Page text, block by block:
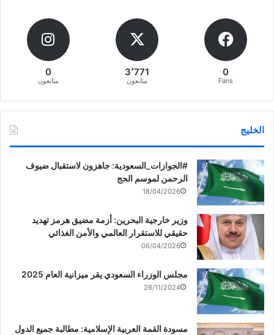
0
Fans
3٬771
متابعون
0
متابعون
الخليج
‏‎#الجوازات_السعودية: جاهزون لاستقبال ضيوف
الرحمن لموسم الحج
18/04/2026
وزير خارجية البحرين: أزمة مضيق هرمز تهديد
حقيقي للاستقرار العالمي والأمن الغذائي
06/04/2026
مجلس الوزراء السعودي يقر ميزانية العام 2025
26/11/2024
مسودة القمة العربية الإسلامية: مطالبة جميع الدول